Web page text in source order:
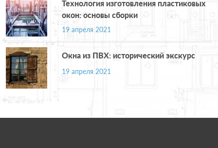
Технология изготовления пластиковых
окон: основы сборки
19 апреля 2021
Окна из ПВХ: исторический экскурс
19 апреля 2021